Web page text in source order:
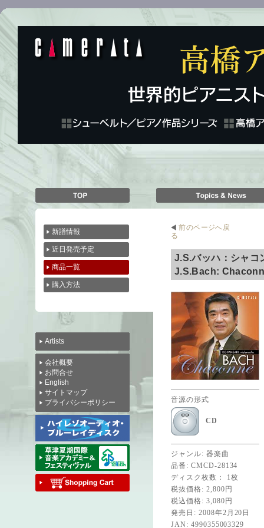
新譜情報
近日発売予定
商品一覧
購入方法
Artists
会社概要
お問合せ
English
サイトマップ
プライバシーポリシー
前のページへ戻
る
J.S.バッハ：シャコ
J.S.Bach:
音源の形式
CD
ジャンル: 器楽曲
品番: CMCD-28134
ディスク枚数： 1枚
税抜価格: 2,800円
税込価格: 3,080円
発売日: 2008年2月20日
JAN: 4990355003329